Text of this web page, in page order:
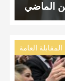
الماضي
المقابلة العامة